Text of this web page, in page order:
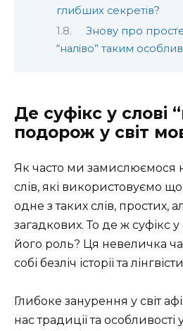
глибших секретів?
Знову про
“наліво” таким
Де суфікс у слові
подорож у світ
Як часто ми замислюємося
слів, які використовуємо
одне з таких слів, простих,
загадкових. То де ж суфікс у
його роль? Ця невеличка
собі безліч історії та
Глибоке занурення у світ
нас традиції та особливості